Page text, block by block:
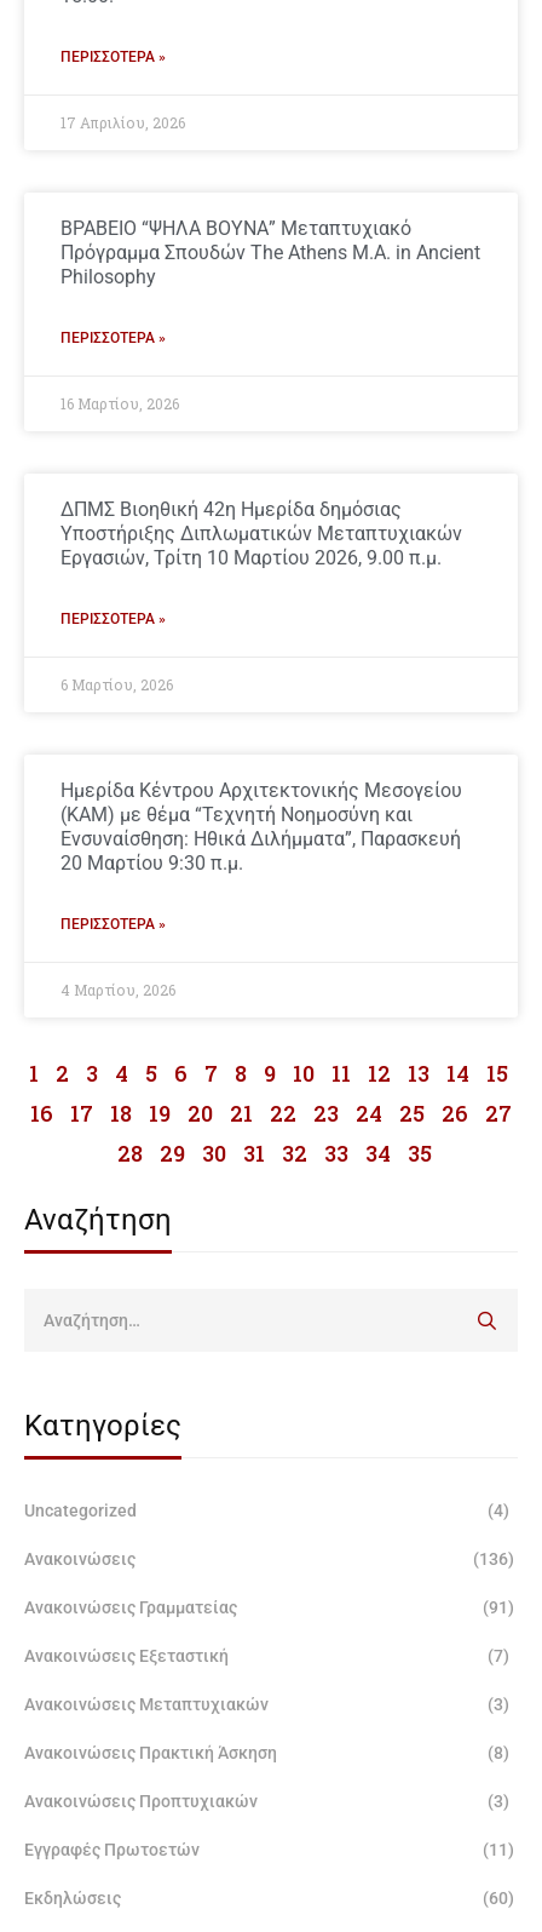
ΠΕΡΙΣΣΌΤΕΡΑ »
17 Απριλίου, 2026
ΒΡΑΒΕΙΟ “ΨΗΛΑ ΒΟΥΝΑ” Μεταπτυχιακό
Πρόγραμμα Σπουδών The Athens M.A. in Ancient
Philosophy
ΠΕΡΙΣΣΌΤΕΡΑ »
16 Μαρτίου, 2026
ΔΠΜΣ Βιοηθική 42η Ημερίδα δημόσιας
Υποστήριξης Διπλωματικών Μεταπτυχιακών
Εργασιών, Τρίτη 10 Μαρτίου 2026, 9.00 π.μ.
ΠΕΡΙΣΣΌΤΕΡΑ »
6 Μαρτίου, 2026
Ημερίδα Κέντρου Αρχιτεκτονικής Μεσογείου
(ΚΑΜ) με θέμα “Τεχνητή Νοημοσύνη και
Ενσυναίσθηση: Ηθικά Διλήμματα”, Παρασκευή
20 Μαρτίου 9:30 π.μ.
ΠΕΡΙΣΣΌΤΕΡΑ »
4 Μαρτίου, 2026
1 2 3 4 5 6 7 8 9 10 11 12 13 14
15
16
17 18 19 20 21 22 23 24 25 26
27
28
29 30 31 32 33 34 35
Αναζήτηση
Κατηγορίες
Uncategorized (4)
Ανακοινώσεις (136)
Ανακοινώσεις Γραμματείας (91)
Ανακοινώσεις Εξεταστική (7)
Ανακοινώσεις Μεταπτυχιακών (3)
Ανακοινώσεις Πρακτική Άσκηση (8)
Ανακοινώσεις Προπτυχιακών (3)
Εγγραφές Πρωτοετών (11)
Εκδηλώσεις (60)